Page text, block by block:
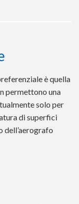
è quella
permettono una
solo per
di superfici
dell’aerografo